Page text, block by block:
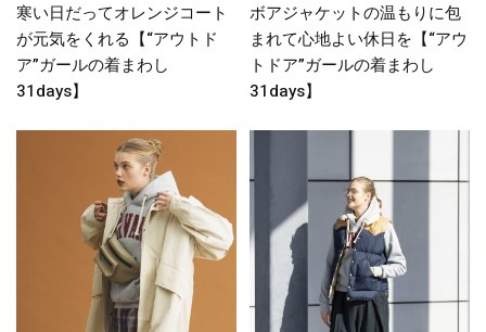
寒い日だってオレンジコート
が元気をくれる【“アウトド
ア”ガールの着まわし
31days】
ボアジャケットの温もりに包
まれて心地よい休日を【“アウ
トドア”ガールの着まわし
31days】